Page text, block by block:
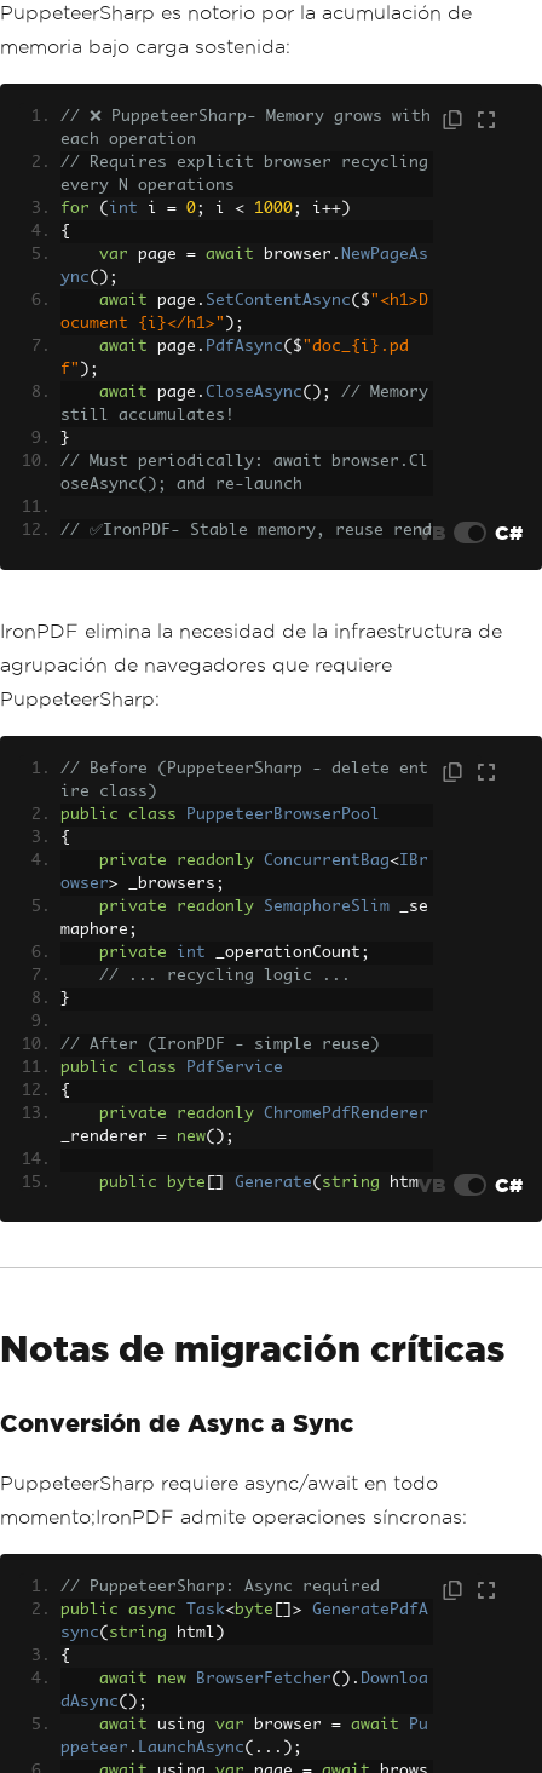
PuppeteerSharp es notorio por la acumulación de
memoria bajo carga sostenida:
// ❌ PuppeteerSharp- Memory grows with
each operation
// Requires explicit browser recycling
every N operations
for
( int i = 0; i < 1000; i++)
{
var page = await browser . NewPageAs
ync();
await page . SetContentAsync( $ "<h1>D
ocument {i}</h1>" );
await page . PdfAsync( $ "doc_{i}.pd
f" );
await page . CloseAsync();
// Memory
still accumulates!
}
// Must periodically: await browser.Cl
oseAsync(); and re-launch
// ✅IronPDF- Stable memory, reuse rend
for
( int i < 1000 i
++)
var pdf = renderer . RenderHtmlAsPdf
(
"<h1>Document {i}</h1>"
SaveAs
// Memory managed automatically
}
VB C#
IronPDF elimina la necesidad de la infraestructura de
agrupación de navegadores que requiere
PuppeteerSharp:
// Before (PuppeteerSharp - delete ent
ire class)
public
class
PuppeteerBrowserPool
{
private
readonly ConcurrentBag<IBr
owser> _browsers ;
private
readonly SemaphoreSlim _se
maphore ;
private
int _operationCount ;
// ... recycling logic ...
}
// After (IronPDF - simple reuse)
public
class
PdfService
{
private
readonly
ChromePdfRenderer
_renderer = new();
public byte Generate( string htmVB C#
Notas de migración críticas
Conversión de Async a Sync
PuppeteerSharp requiere async/await en todo
momento;IronPDF admite operaciones síncronas:
// PuppeteerSharp: Async required
public
async Task<byte []>
GeneratePdfA
sync( string html )
{
await
new BrowserFetcher(). Downloa
dAsync();
await using var browser = await
Pu
ppeteer . LaunchAsync(...);